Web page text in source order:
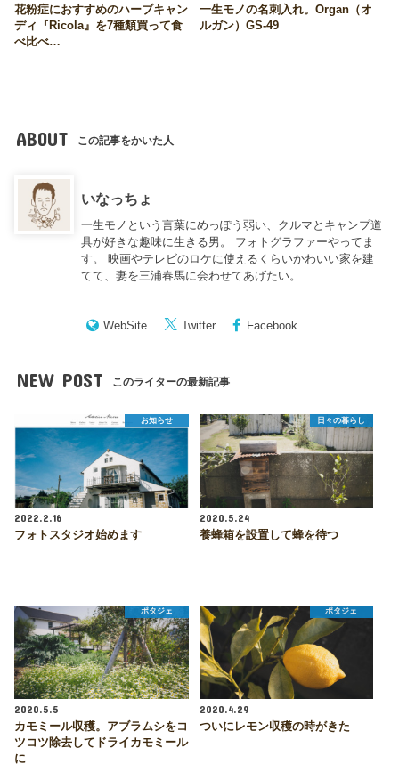
花粉症におすすめのハーブキャン
ディ『Ricola』を7種類買って食
べ比べ…
一生モノの名刺入れ。Organ（オ
ルガン）GS-49
ABOUT この記事をかいた人
いなっちょ
一生モノという言葉にめっぽう弱い、クルマとキャンプ道
具が好きな趣味に生きる男。 フォトグラファーやってま
す。 映画やテレビのロケに使えるくらいかわいい家を建
てて、妻を三浦春馬に会わせてあげたい。
WebSite Twitter Facebook
NEW POST このライターの最新記事
お知らせ
2022.2.16
フォトスタジオ始めます
日々の暮らし
2020.5.24
養蜂箱を設置して蜂を待つ
ポタジェ
2020.5.5
カモミール収穫。アブラムシをコ
ツコツ除去してドライカモミール
に
ポタジェ
2020.4.29
ついにレモン収穫の時がきた